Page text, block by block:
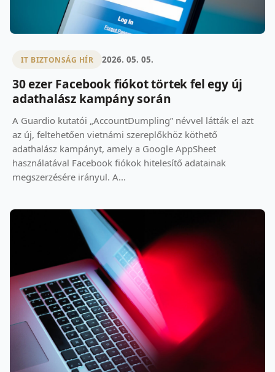
IT BIZTONSÁG HÍR 2026. 05. 05.
30 ezer Facebook fiókot törtek fel egy új
adathalász kampány során
A Guardio kutatói „AccountDumpling” névvel látták el azt
az új, feltehetően vietnámi szereplőkhöz köthető
adathalász kampányt, amely a Google AppSheet
használatával Facebook fiókok hitelesítő adatainak
megszerzésére irányul. A...